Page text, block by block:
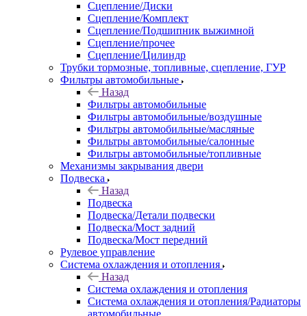
Сцепление/Диски
Сцепление/Комплект
Сцепление/Подшипник выжимной
Сцепление/прочее
Сцепление/Цилиндр
Трубки тормозные, топливные, сцепление, ГУР
Фильтры автомобильные
Назад
Фильтры автомобильные
Фильтры автомобильные/воздушные
Фильтры автомобильные/масляные
Фильтры автомобильные/салонные
Фильтры автомобильные/топливные
Механизмы закрывания двери
Подвеска
Назад
Подвеска
Подвеска/Детали подвески
Подвеска/Мост задний
Подвеска/Мост передний
Рулевое управление
Система охлаждения и отопления
Назад
Система охлаждения и отопления
Система охлаждения и отопления/Радиаторы
автомобильные